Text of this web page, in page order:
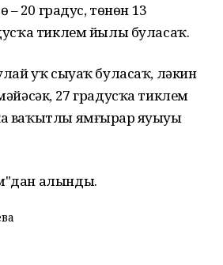
– 20 градус, төнөн 13
тиклем йылы буласаҡ.
уҡ сыуаҡ буласаҡ, ләкин
27 градусҡа тиклем
ваҡытлы ямғырҙар яуыуы
алынды.